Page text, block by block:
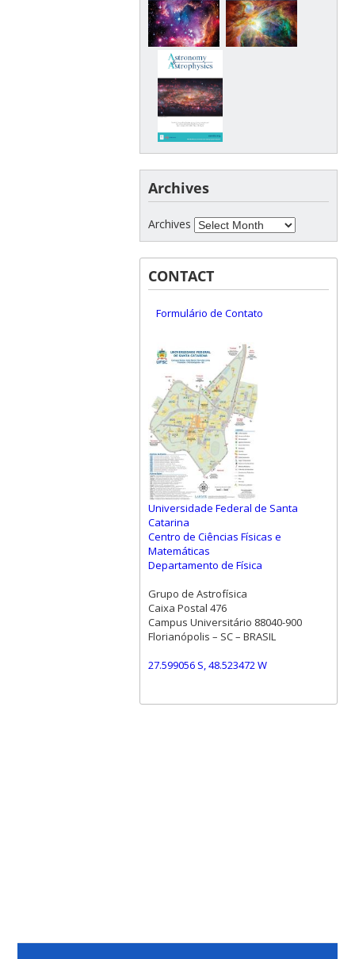
Archives
Archives
CONTACT
Formulário de Contato
Universidade Federal de Santa
Catarina
Centro de Ciências Físicas e
Matemáticas
Departamento de Física
Grupo de Astrofísica
Caixa Postal 476
Campus Universitário 88040-900
Florianópolis – SC – BRASIL
27.599056 S, 48.523472 W